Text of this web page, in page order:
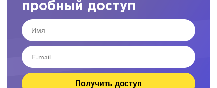
пробный доступ
Получить доступ